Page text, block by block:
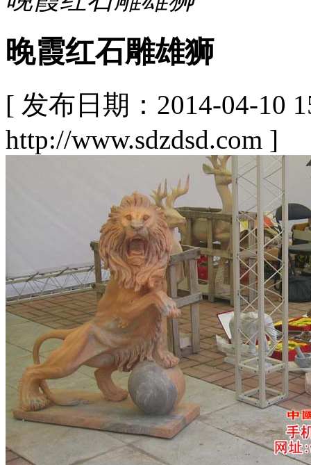
晚霞红石雕雄狮
[ 发布日期：2014-04-10
http://www.sdzdsd.com ]